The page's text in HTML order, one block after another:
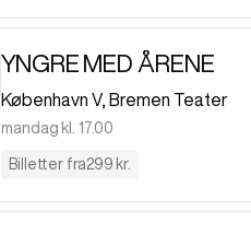
YNGRE MED ÅRENE
København V, Bremen Teater
mandag kl. 17.00
Billetter fra299 kr.